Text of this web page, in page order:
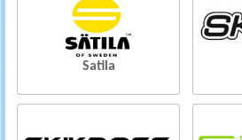
Satila